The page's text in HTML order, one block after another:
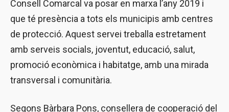
Consell Comarcal va posar en marxa l’any 2019 i
que té presència a tots els municipis amb centres
de protecció. Aquest servei treballa estretament
amb serveis socials, joventut, educació, salut,
promoció econòmica i habitatge, amb una mirada
transversal i comunitària.
Segons Bàrbara Pons, consellera de cooperació del